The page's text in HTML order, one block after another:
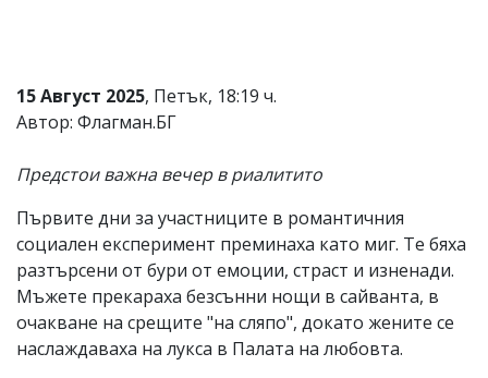
въвеждат
от
редакцията
носи
отговорност
тях!
Ако
откриете
за
15 Август 2025, Петък, 18:19 ч.
Автор: Флагман.БГ
Предстои важна вечер в риалитито
Първите дни за участниците в романтичния
социален експеримент преминаха като миг. Те бяха
разтърсени от бури от емоции, страст и изненади.
Мъжете прекараха безсънни нощи в сайванта, в
очакване на срещите "на сляпо", докато жените се
наслаждаваха на лукса в Палата на любовта.